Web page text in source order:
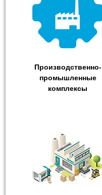
Производственно-
промышленные
комплексы